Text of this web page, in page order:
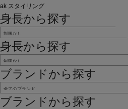
ak スタイリング
身長から探す
身長から探す
ブランドから探す
ブランドから探す